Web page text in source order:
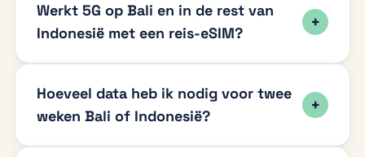
Werkt 5G op Bali en in de rest van
Indonesië met een reis-eSIM?
Hoeveel data heb ik nodig voor twee
weken Bali of Indonesië?